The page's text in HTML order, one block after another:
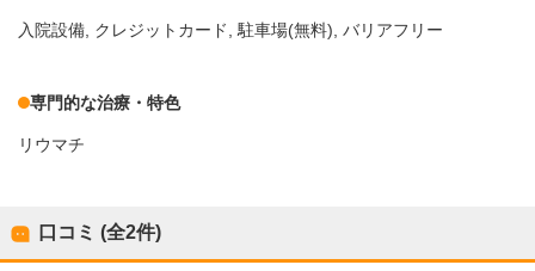
入院設備 クレジットカード 駐車場(無料) バリアフリー
専門的な治療・特色
リウマチ
口コミ (全2件)